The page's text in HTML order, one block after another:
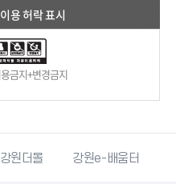
용 허락 표시
금지+변경금지
강원더몰 강원e-배움터